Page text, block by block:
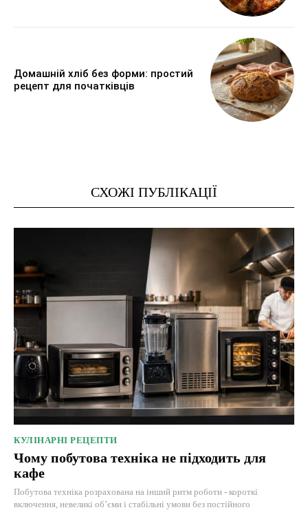
Домашній хліб без форми: простий
рецепт для початківців
СХОЖІ ПУБЛІКАЦІЇ
КУЛІНАРНІ РЕЦЕПТИ
Чому побутова техніка не підходить для
кафе
Побутова техніка розрахована на інший ритм роботи - короткі
включення, невеликі об’єми і стабільні умови без постійного